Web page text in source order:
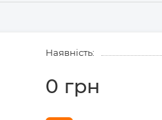
Наявність:
0 грн